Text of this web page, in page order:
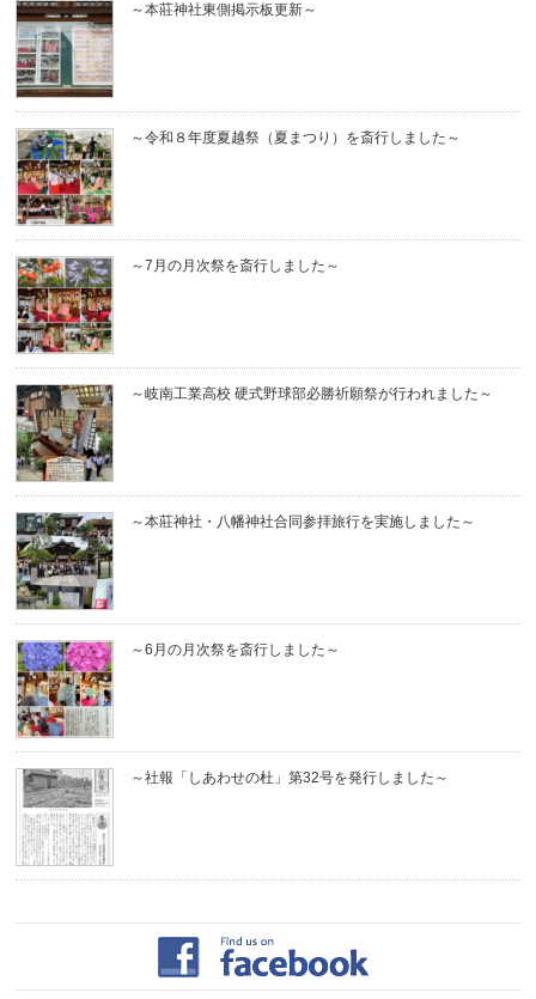
～本莊神社東側掲示板更新～
～令和８年度夏越祭（夏まつり）を斎行しました～
～7月の月次祭を斎行しました～
～岐南工業高校 硬式野球部必勝祈願祭が行われました～
～本莊神社・八幡神社合同参拝旅行を実施しました～
～6月の月次祭を斎行しました～
～社報「しあわせの杜」第32号を発行しました～